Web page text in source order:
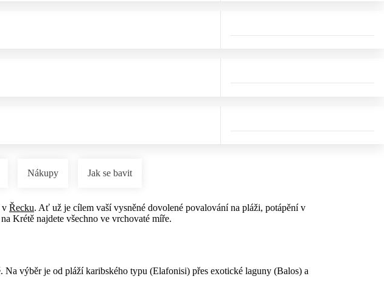
Nákupy Jak se bavit
v Řecku. Ať už je cílem vaší vysněné dovolené povalování na pláži, potápění v
Krétě najdete všechno ve vrchovaté míře.
Na výběr je od pláží karibského typu (Elafonisi) přes exotické laguny (Balos) a